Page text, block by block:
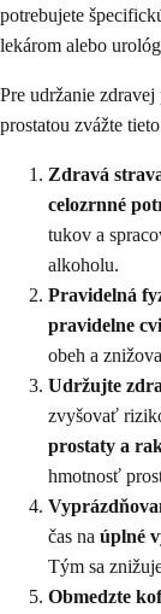
potrebujete
lekárom alebo
Pre udržanie
prostatou zvážte
Zdravá
celozrnné
tukov a
alkoholu.
Pravidelná
pravidelne
obeh a
Udržujte
zvyšovať
prostaty a
hmotnosť
čas na úplné
Tým sa
Obmedzte